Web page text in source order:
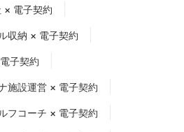
× 電子契約
収納 × 電子契約
子契約
施設運営 × 電子契約
フコーチ × 電子契約